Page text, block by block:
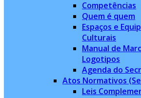
Competências
Quem é quem
Espaços e
Culturais
Manual de
Logotipos
Agenda do
Atos Normativos
Leis